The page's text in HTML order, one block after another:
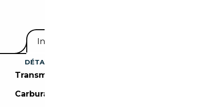
Informations utiles
DÉTAILS DU VÉHICULE
Transmission :
Carburant :